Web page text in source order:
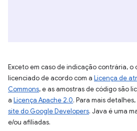
Exceto em caso de indicação contrária,
licenciado de acordo com a Licença de
Commons, e as amostras de código são
a Licença Apache 2.0. Para mais
site do Google Developers. Java é uma
e/ou afiliadas.